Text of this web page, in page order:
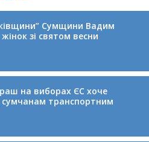
Сумщини Вадим
зі святом весни
на виборах ЄС хоче
сумчанам транспортним